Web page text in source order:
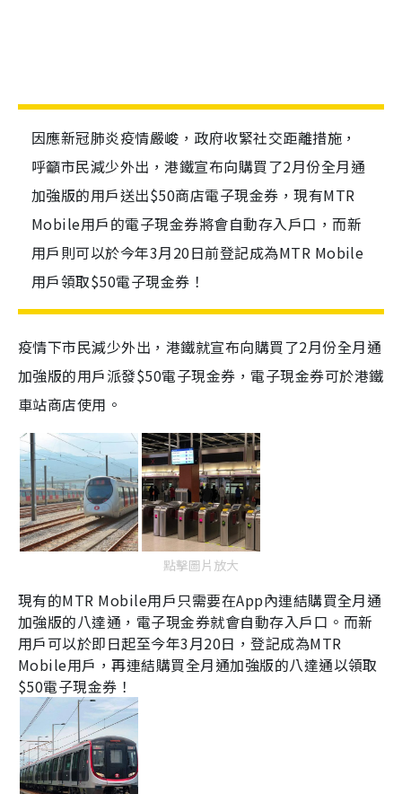
因應新冠肺炎疫情嚴峻，政府收緊社交距離措施，
呼籲市民減少外出，港鐵宣布向購買了2月份全月通
加強版的用戶送出$50商店電子現金券，現有MTR
Mobile用戶的電子現金券將會自動存入戶口，而新
用戶則可以於今年3月20日前登記成為MTR Mobile
用戶領取$50電子現金券！
疫情下市民減少外出，港鐵就宣布向購買了2月份全月通
加強版的用戶派發$50電子現金券，電子現金券可於港鐵
車站商店使用。
點擊圖片放大
現有的MTR Mobile用戶只需要在App內連結購買全月通
加強版的八達通，電子現金券就會自動存入戶口。而新
用戶可以於即日起至今年3月20日，登記成為MTR
Mobile用戶，再連結購買全月通加強版的八達通以領取
$50電子現金券！